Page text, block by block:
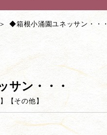
◆箱根小涌園ユネッサン・・・
サン・・・
【 その他 】